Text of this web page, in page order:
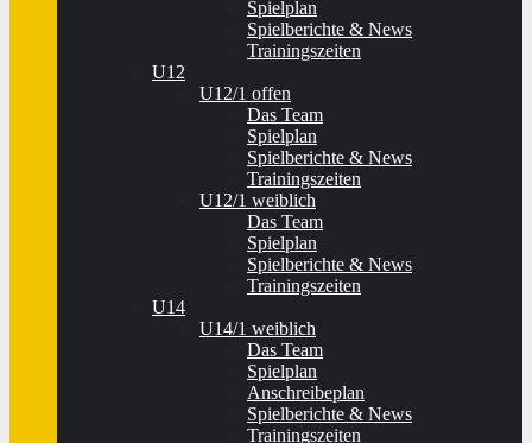
Spielplan
Spielberichte & News
Trainingszeiten
U12
U12/1 offen
Das Team
Spielplan
Spielberichte & News
Trainingszeiten
U12/1 weiblich
Das Team
Spielplan
Spielberichte & News
Trainingszeiten
U14
U14/1 weiblich
Das Team
Spielplan
Anschreibeplan
Spielberichte & News
Trainingszeiten